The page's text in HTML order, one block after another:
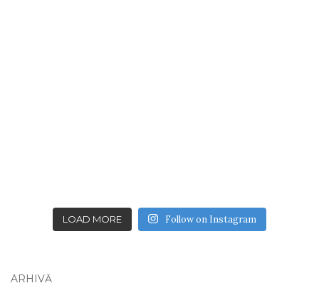
LOAD MORE Follow on Instagram
ARHIVĂ